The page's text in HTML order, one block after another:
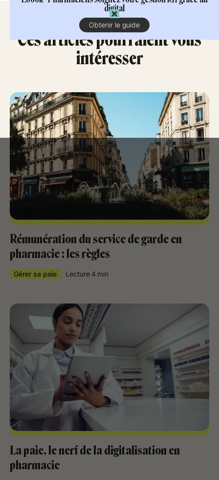
digital
Obtenir le guide
Ces articles pourraient vous
intéresser
Rémunération du service de garde en
pharmacie : les règles
Gérer sa paie Lecture 4 min
La paie, le nerf de la digitalisation en
pharmacie